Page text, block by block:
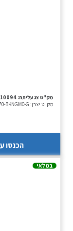
מק"ט צג עליתה:
מק"ט יצרן: BKNGM0-G
הכנסו
במלאי